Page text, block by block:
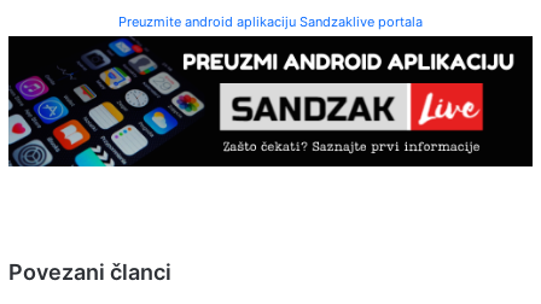
Preuzmite android aplikaciju Sandzaklive portala
Povezani članci